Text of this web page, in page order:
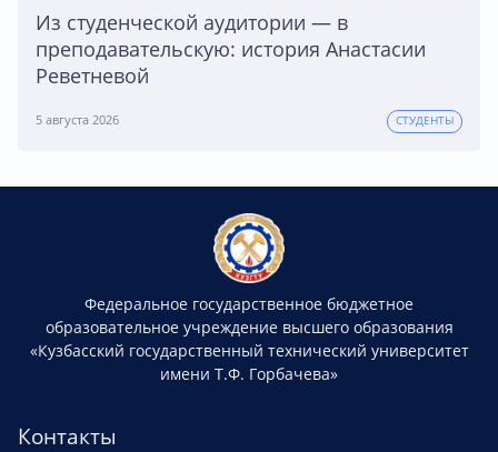
Из студенческой аудитории — в
преподавательскую: история Анастасии
Реветневой
5 августа 2026 СТУДЕНТЫ
Федеральное государственное бюджетное
образовательное учреждение высшего образования
«Кузбасский государственный технический университет
имени Т.Ф. Горбачева»
Контакты